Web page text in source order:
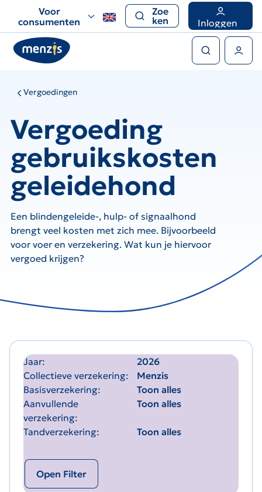
voor
snelle
navigatie
Voor
consumenten
Zoe
ken
Inloggen
Vergoedingen
Vergoeding
gebruikskosten
geleidehond
Een blindengeleide-, hulp- of signaalhond
brengt veel kosten met zich mee. Bijvoorbeeld
voor voer en verzekering. Wat kun je hiervoor
vergoed krijgen?
Jaar
2026
Collectieve verzekering
Menzis
Basisverzekering
Toon alles
Aanvullende
verzekering
Toon alles
Tandverzekering Toon alles
Open Filter